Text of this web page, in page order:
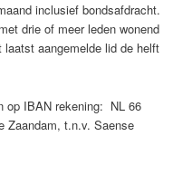
inclusief bondsafdracht.
drie of meer leden wonend
aangemelde lid de helft
op IBAN rekening: NL 66
Zaandam, t.n.v. Saense